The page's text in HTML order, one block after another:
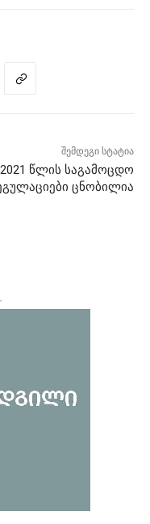
შემდეგი სტატია
2021 წლის საგამოცდო
ცნობილია